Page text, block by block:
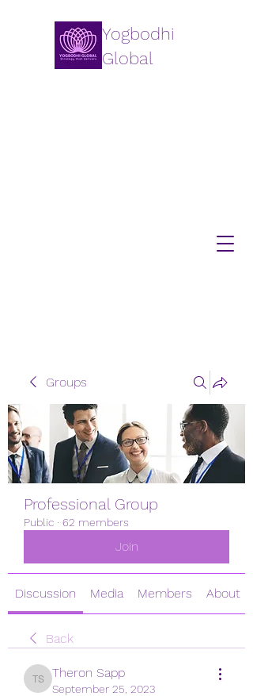
Yogbodhi
Global
Groups
Professional Group
Public · 62 members
Join
Discussion Media Members About
Back
Theron Sapp
Theron Sapp
September 25, 2023